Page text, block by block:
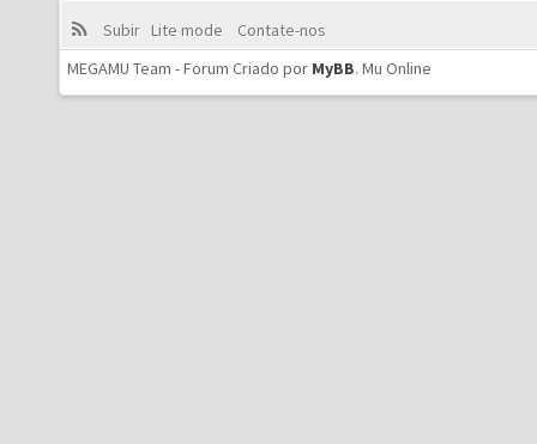
Subir Lite mode
Contate-nos
MEGAMU Team - Forum Criado por MyBB. Mu Online